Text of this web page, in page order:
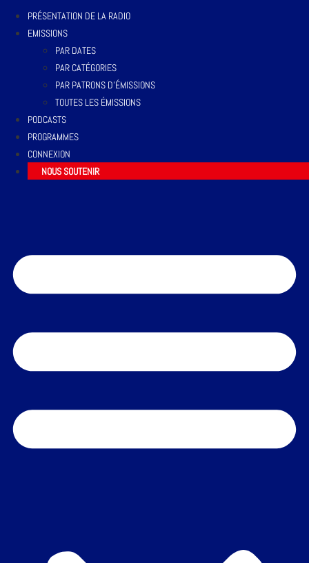
PRÉSENTATION DE LA RADIO
EMISSIONS
PAR DATES
PAR CATÉGORIES
PAR PATRONS D’ÉMISSIONS
TOUTES LES ÉMISSIONS
PODCASTS
PROGRAMMES
CONNEXION
NOUS SOUTENIR